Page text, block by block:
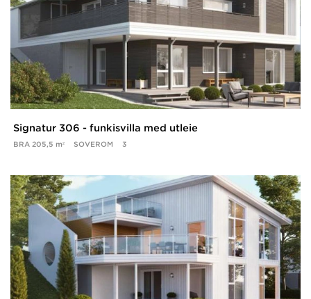
Signatur 306 - funkisvilla med utleie
BRA 205,5 m² SOVEROM 3